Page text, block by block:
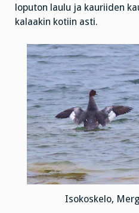
loputon laulu ja kauriiden
kalaakin kotiin asti.
Isokoskelo,